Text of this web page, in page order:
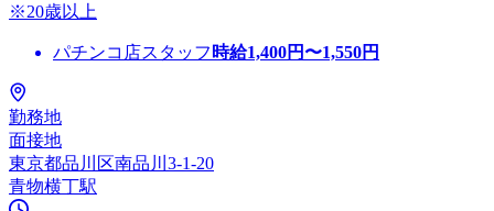
※20歳以上
パチンコ店スタッフ 時給1,400円〜1,550円
勤務地
面接地
東京都品川区南品川3-1-20
青物横丁駅